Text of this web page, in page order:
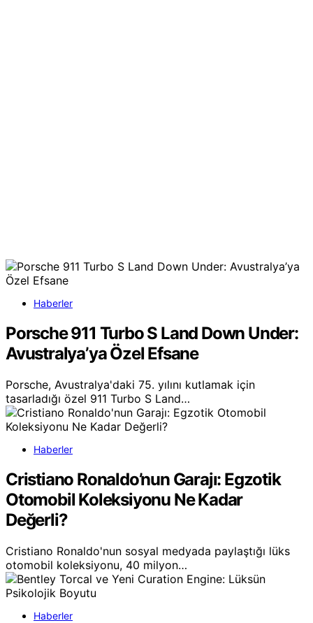
Haberler
Porsche 911 Turbo S Land Down Under:
Avustralya’ya Özel Efsane
Porsche, Avustralya'daki 75. yılını kutlamak için
tasarladığı özel 911 Turbo S Land…
Haberler
Cristiano Ronaldo’nun Garajı: Egzotik
Otomobil Koleksiyonu Ne Kadar
Değerli?
Cristiano Ronaldo'nun sosyal medyada paylaştığı lüks
otomobil koleksiyonu, 40 milyon…
Haberler